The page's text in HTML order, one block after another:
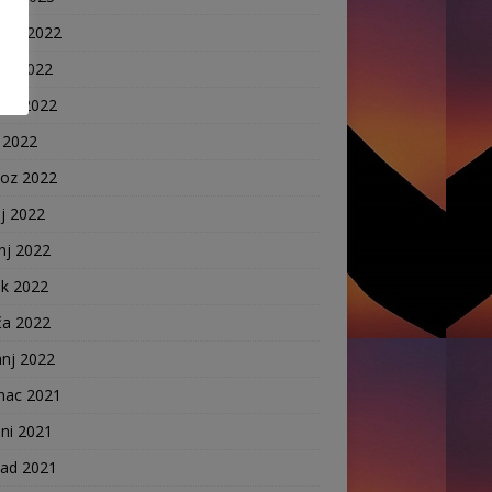
2022
2022
2022
2022
2022
2022
2022
2022
2022
2021
2021
2021